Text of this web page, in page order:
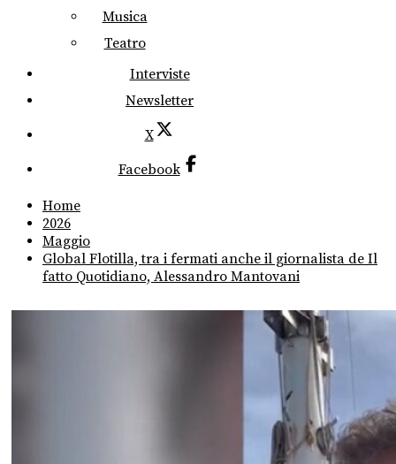
Musica
Teatro
Interviste
Newsletter
X
Facebook
Home
2026
Maggio
Global Flotilla, tra i fermati anche il giornalista de Il
fatto Quotidiano, Alessandro Mantovani